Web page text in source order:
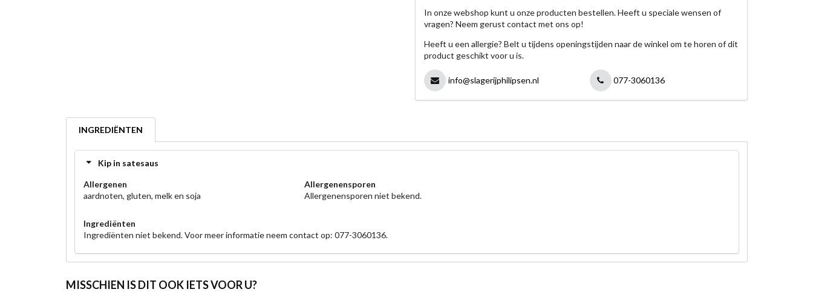
In onze webshop kunt u onze producten bestellen. Heeft u speciale wensen of
vragen? Neem gerust contact met ons op!
Heeft u een allergie? Belt u tijdens openingstijden naar de winkel om te horen of dit
product geschikt voor u is.
info@slagerijphilipsen.nl 077-3060136
INGREDIËNTEN
Kip in satesaus
Allergenen
aardnoten, gluten, melk en soja
Allergenensporen
Allergenensporen niet bekend.
Ingrediënten
Ingrediënten niet bekend. Voor meer informatie neem contact op: 077-3060136.
MISSCHIEN IS DIT OOK IETS VOOR U?